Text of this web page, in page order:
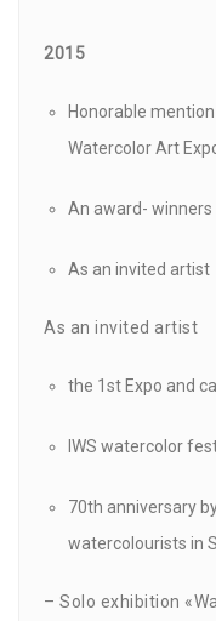
2015
Honorable
Watercolor Art
An award- winners
As an invited artist
As an invited artist
the 1st Expo and
IWS watercolor
70th anniversary
watercolourists in
– Solo exhibition